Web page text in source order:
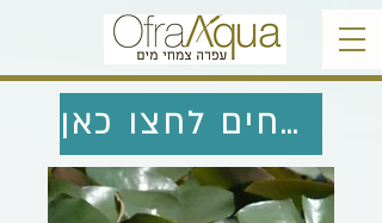
לחזרה לצמחים לחצו כאן